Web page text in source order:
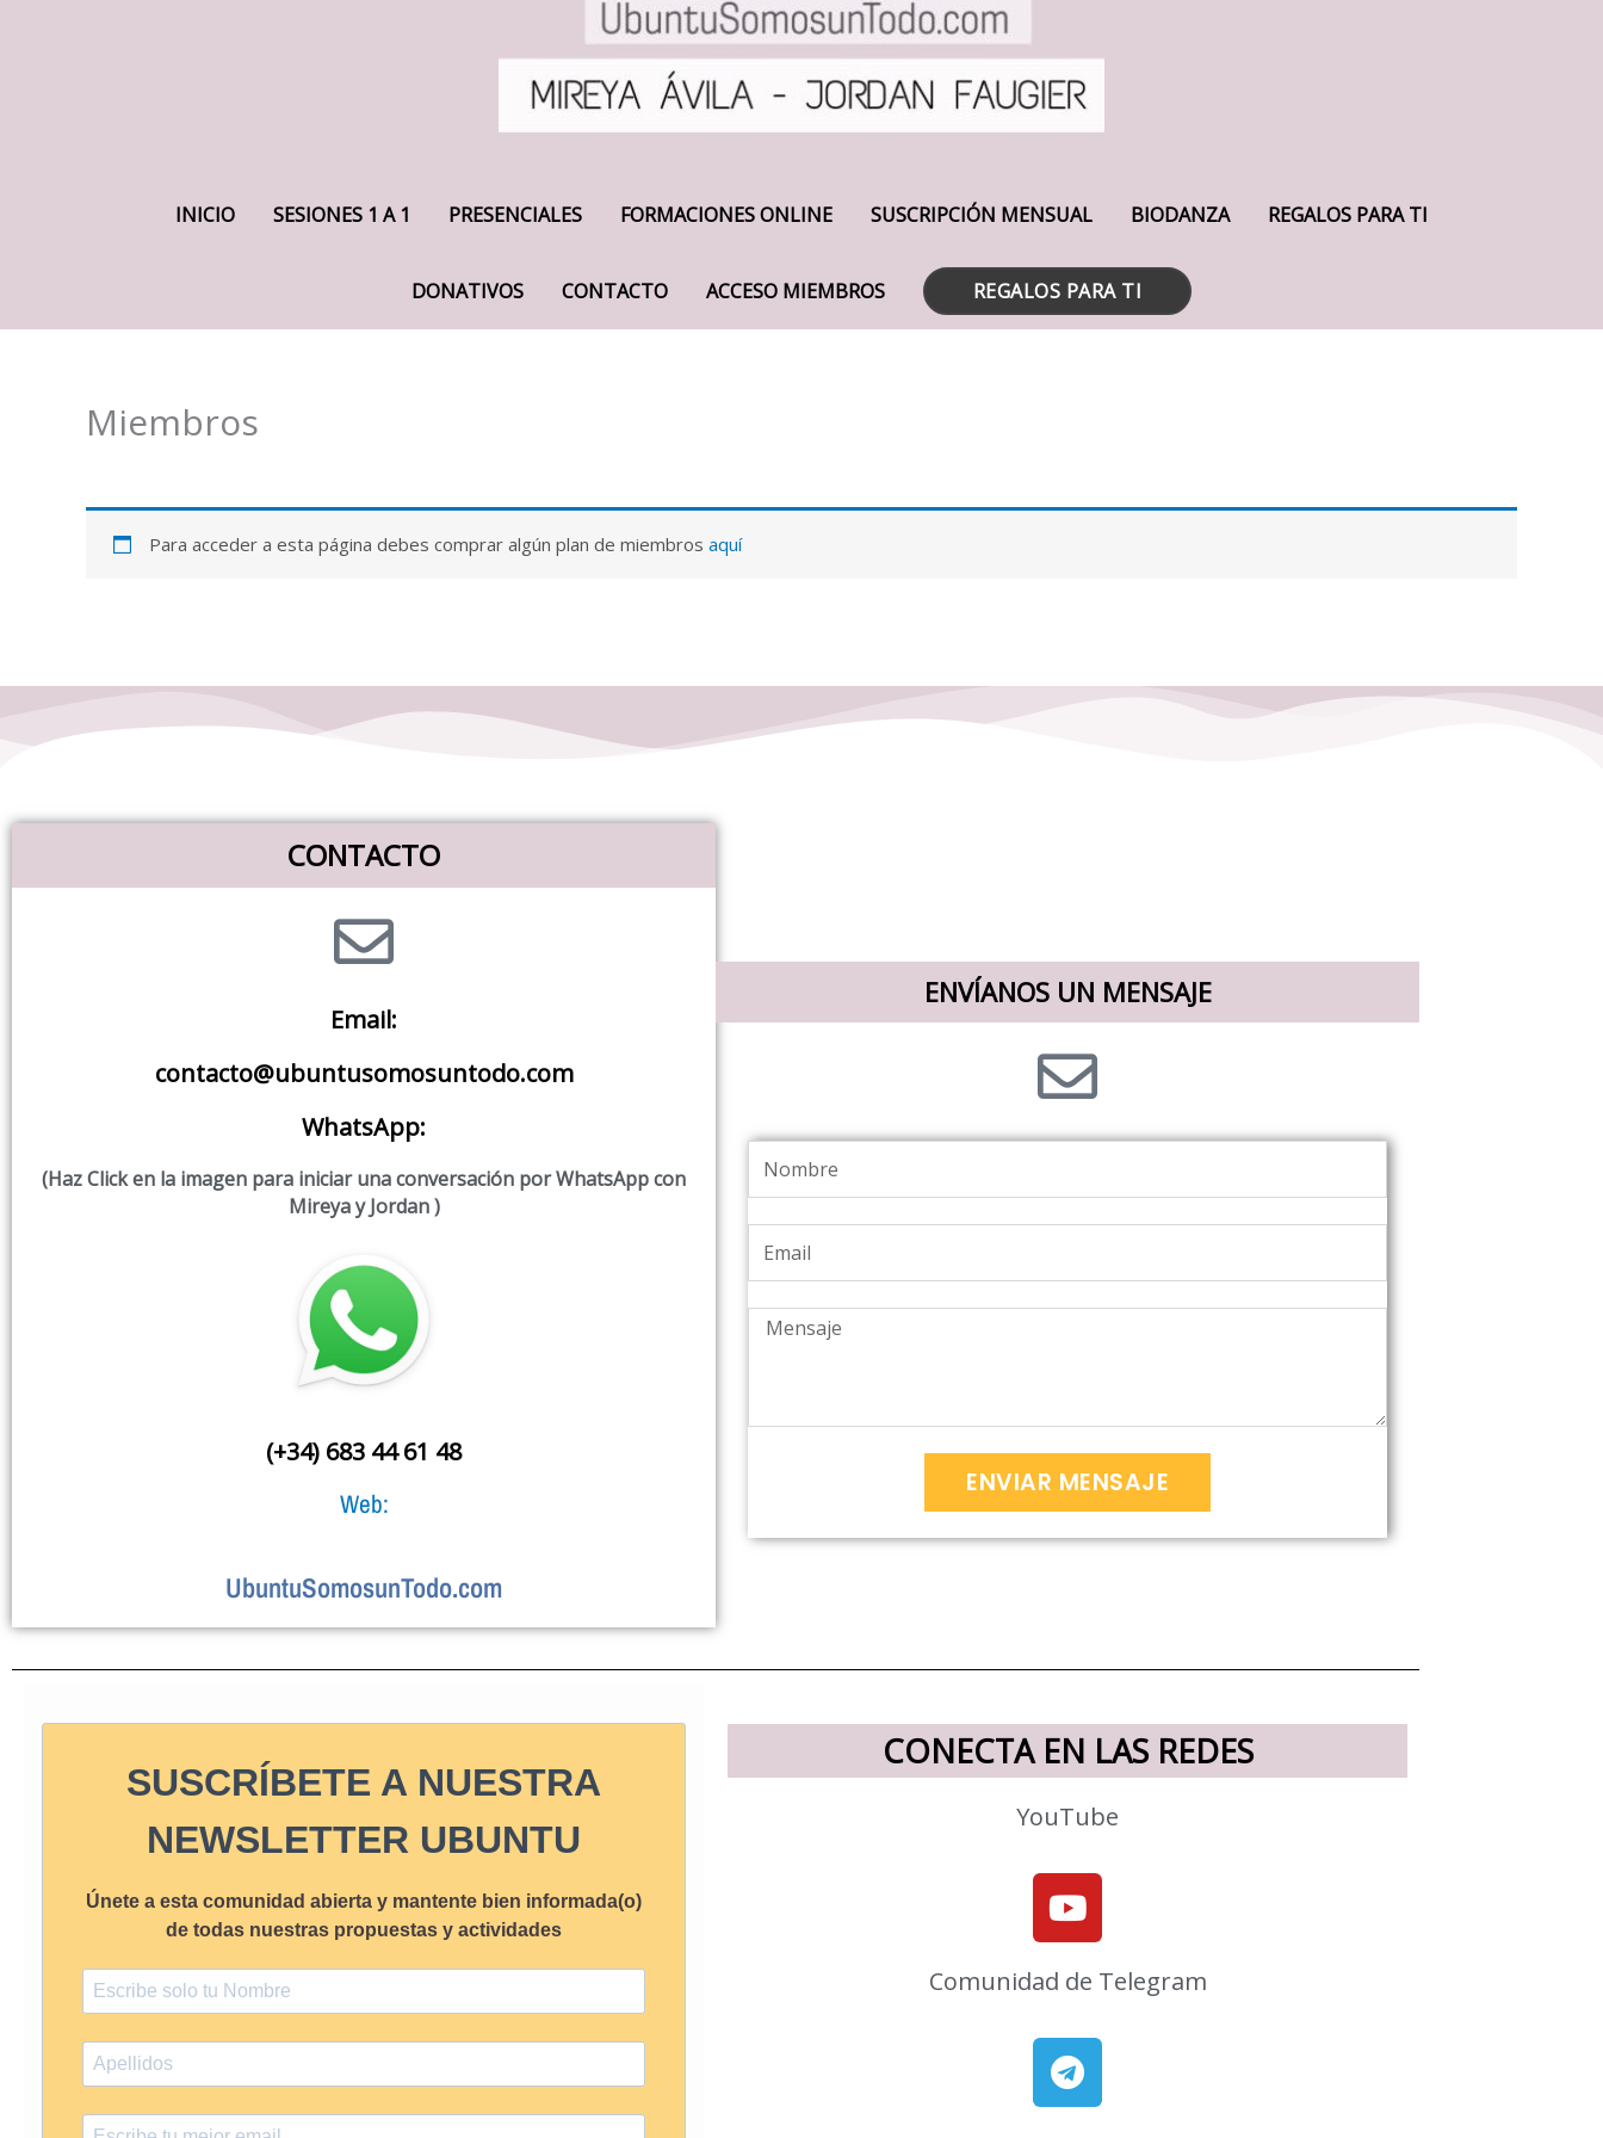
INICIO SESIONES 1 A 1 PRESENCIALES FORMACIONES ONLINE SUSCRIPCIÓN MENSUAL BIODANZA REGALOS PARA TI
DONATIVOS CONTACTO ACCESO MIEMBROS REGALOS PARA TI
Miembros
Para acceder a esta página debes comprar algún plan de miembros aquí
CONTACTO
Email:
contacto@ubuntusomosuntodo.com
WhatsApp:
(Haz Click en la imagen para iniciar una conversación por WhatsApp con
Mireya y Jordan )
(+34) 683 44 61 48
Web:
UbuntuSomosunTodo.com
ENVÍANOS UN MENSAJE
Mensaje
ENVIAR MENSAJE
SUSCRÍBETE A NUESTRA
NEWSLETTER UBUNTU
Únete a esta comunidad abierta y mantente bien informada(o)
de todas nuestras propuestas y actividades
CONECTA EN LAS REDES
YouTube
Youtube
Comunidad de Telegram
T
e